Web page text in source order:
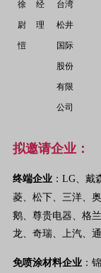
徐
尉
愷
经
理
台湾
松井
国际
股份
有限
公司
拟邀请企业：
终端企业 ：LG、
菱、松下、三洋、奥
鹅、尊贵电器、格
龙、奇瑞、上汽、
免喷涂材料企业 ：